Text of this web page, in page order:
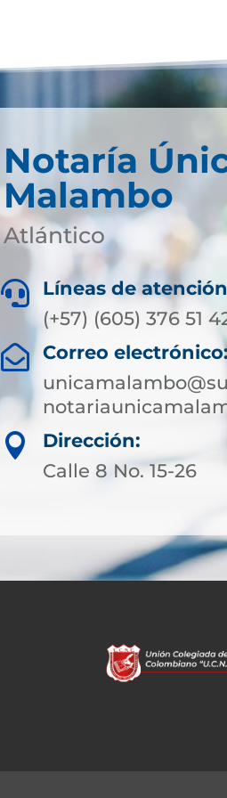
Notaría
Malambo
Atlántico

Líneas de
(+57) (605) 376 51

Correo electrónico:

Dirección:
Calle 8 No. 15-26